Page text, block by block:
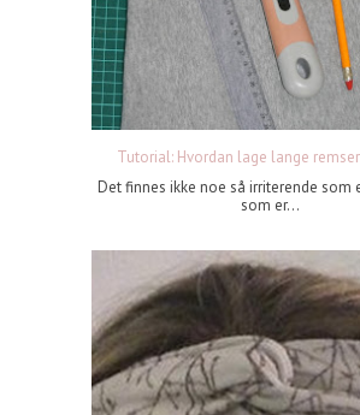
Tutorial: Hvordan lage lange
Det finnes ikke noe så irriterende som
som er...